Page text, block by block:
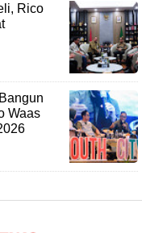
Rico
Waas